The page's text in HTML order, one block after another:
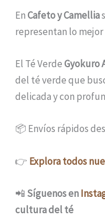
EnCafeto y Camellia
representan lo
El Té VerdeGyokuro
del té verde que
delicada y con
📦 Envíos rápidos
👉 Explora todos
📲 Síguenos en
cultura del té